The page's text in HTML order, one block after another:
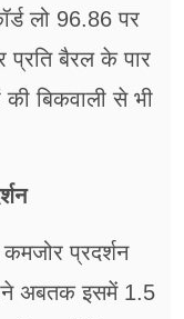
लो 96.86 पर
प्रति बैरल के पार
बिकवाली से भी
प्रदर्शन
अबतक इसमें 1.5